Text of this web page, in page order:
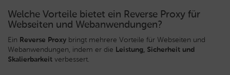
Welche Vorteile bietet ein Reverse Proxy für
Webseiten und Webanwendungen?
Ein Reverse Proxy bringt mehrere Vorteile für Webseiten und
Webanwendungen, indem er die Leistung, Sicherheit und
Skalierbarkeit verbessert.